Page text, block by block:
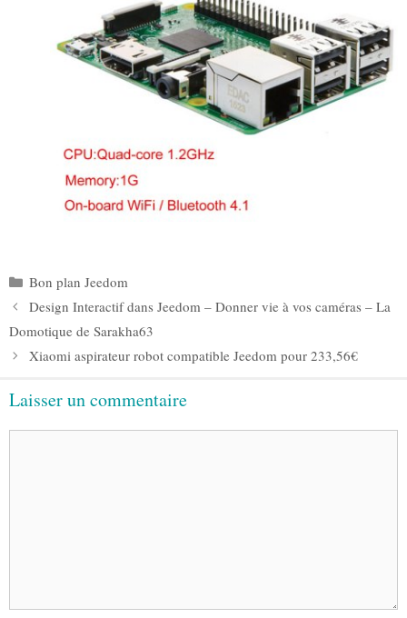
Catégories
Bon plan Jeedom
Design Interactif dans Jeedom – Donner vie à vos caméras – La
Domotique de Sarakha63
Xiaomi aspirateur robot compatible Jeedom pour 233,56€
Laisser un commentaire